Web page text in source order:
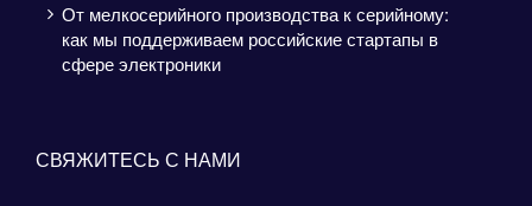
От мелкосерийного производства к серийному:
как мы поддерживаем российские стартапы в
сфере электроники
СВЯЖИТЕСЬ С НАМИ